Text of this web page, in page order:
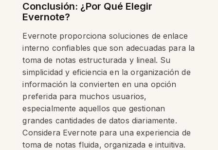
Conclusión: ¿Por Qué Elegir
Evernote?
Evernote proporciona soluciones de enlace
interno confiables que son adecuadas para la
toma de notas estructurada y lineal. Su
simplicidad y eficiencia en la organización de
información la convierten en una opción
preferida para muchos usuarios,
especialmente aquellos que gestionan
grandes cantidades de datos diariamente.
Considera Evernote para una experiencia de
toma de notas fluida, organizada e intuitiva.